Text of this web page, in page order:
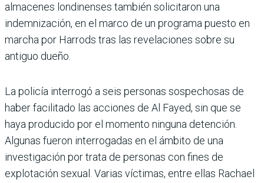
almacenes londinenses también solicitaron una
indemnización, en el marco de un programa puesto en
marcha por Harrods tras las revelaciones sobre su
antiguo dueño.
La policía interrogó a seis personas sospechosas de
haber facilitado las acciones de Al Fayed, sin que se
haya producido por el momento ninguna detención.
Algunas fueron interrogadas en el ámbito de una
investigación por trata de personas con fines de
explotación sexual. Varias víctimas, entre ellas Rachael